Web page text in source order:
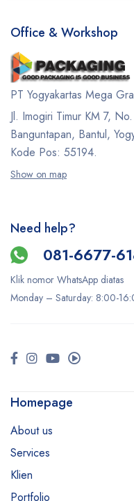
Office & Workshop
PT Yogyakartas Mega
Jl. Imogiri Timur KM 7,
Banguntapan, Bantul,
Kode Pos: 55194.
Show on map
Need help?
081-6677-
Klik nomor WhatsApp diatas
Monday – Saturday: 8:00-
Homepage
About us
Services
Klien
Portfolio